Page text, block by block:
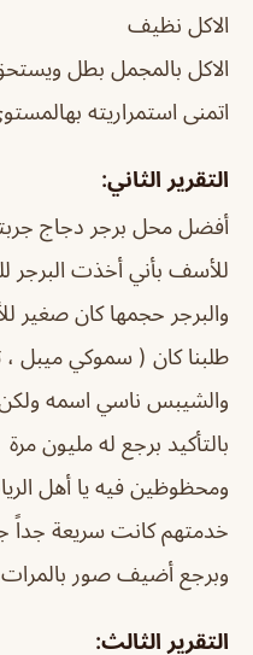
الاكل نظيف
الاكل بالمجمل بطل
اتمنى استمراريته
التقرير الثاني:
أفضل محل برجر دجاج
للأسف بأني أخذت البرجر
والبرجر حجمها كان صغير
طلبنا كان ( سموكي ميبل ،
والشيبس ناسي اسمه
بالتأكيد برجع له مليون مرة
ومحظوظين فيه يا أهل
خدمتهم كانت سريعة جداً
وبرجع أضيف صور بالمرات
التقرير الثالث: